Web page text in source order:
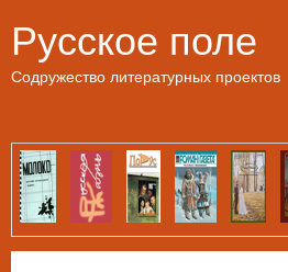
Русское поле
Содружество литературных проектов